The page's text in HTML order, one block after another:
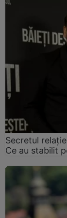
Secretul
Ce au stabilit